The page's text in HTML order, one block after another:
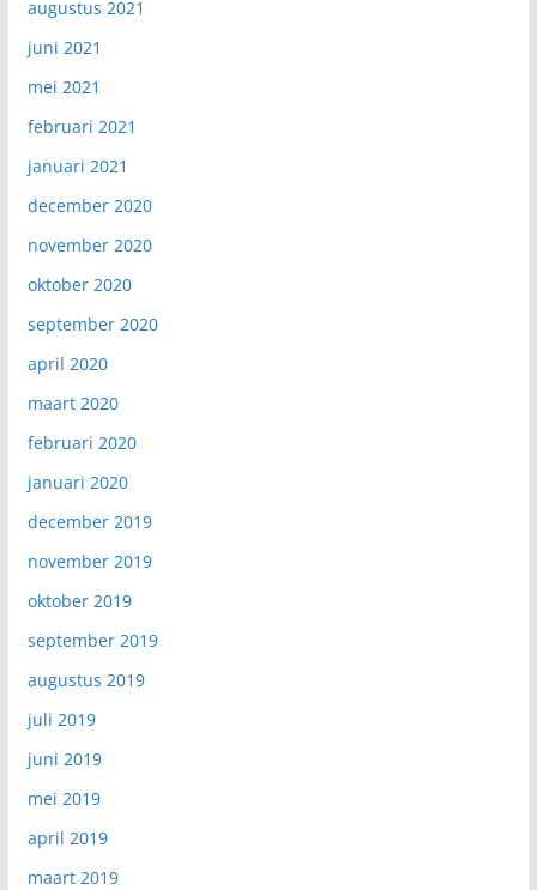
augustus 2021
juni 2021
mei 2021
februari 2021
januari 2021
december 2020
november 2020
oktober 2020
september 2020
april 2020
maart 2020
februari 2020
januari 2020
december 2019
november 2019
oktober 2019
september 2019
augustus 2019
juli 2019
juni 2019
mei 2019
april 2019
maart 2019